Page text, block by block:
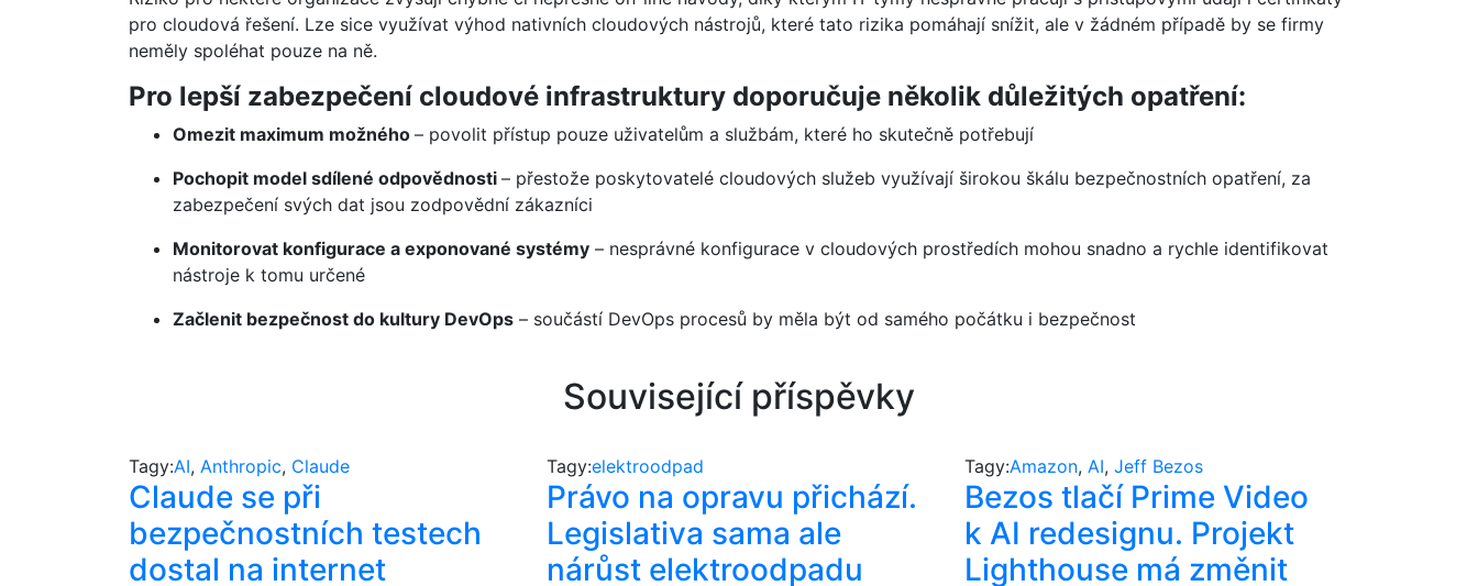
pro cloudová řešení. Lze sice využívat výhod nativních cloudových nástrojů, které tato rizika pomáhají snížit, ale v žádném případě by se firmy
neměly spoléhat pouze na ně.
Pro lepší zabezpečení cloudové infrastruktury doporučuje několik důležitých opatření:
Omezit maximum možného – povolit přístup pouze uživatelům a službám, které ho skutečně potřebují
Pochopit model sdílené odpovědnosti – přestože poskytovatelé cloudových služeb využívají širokou škálu bezpečnostních opatření, za
zabezpečení svých dat jsou zodpovědní zákazníci
Monitorovat konfigurace a exponované systémy – nesprávné konfigurace v cloudových prostředích mohou snadno a rychle identifikovat
nástroje k tomu určené
Začlenit bezpečnost do kultury DevOps – součástí DevOps procesů by měla být od samého počátku i bezpečnost
Související příspěvky
Tagy:AI, Anthropic, Claude
Claude se při
bezpečnostních testech
dostal na internet
Tagy:elektroodpad
Právo na opravu přichází.
Legislativa sama ale
nárůst elektroodpadu
Tagy:Amazon, AI, Jeff Bezos
Bezos tlačí Prime Video
k AI redesignu. Projekt
Lighthouse má změnit